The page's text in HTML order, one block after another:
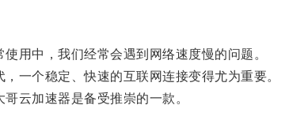
中，我们经常会遇到网络速度慢的问题。
个稳定、快速的互联网连接变得尤为重要。
云加速器是备受推崇的一款。